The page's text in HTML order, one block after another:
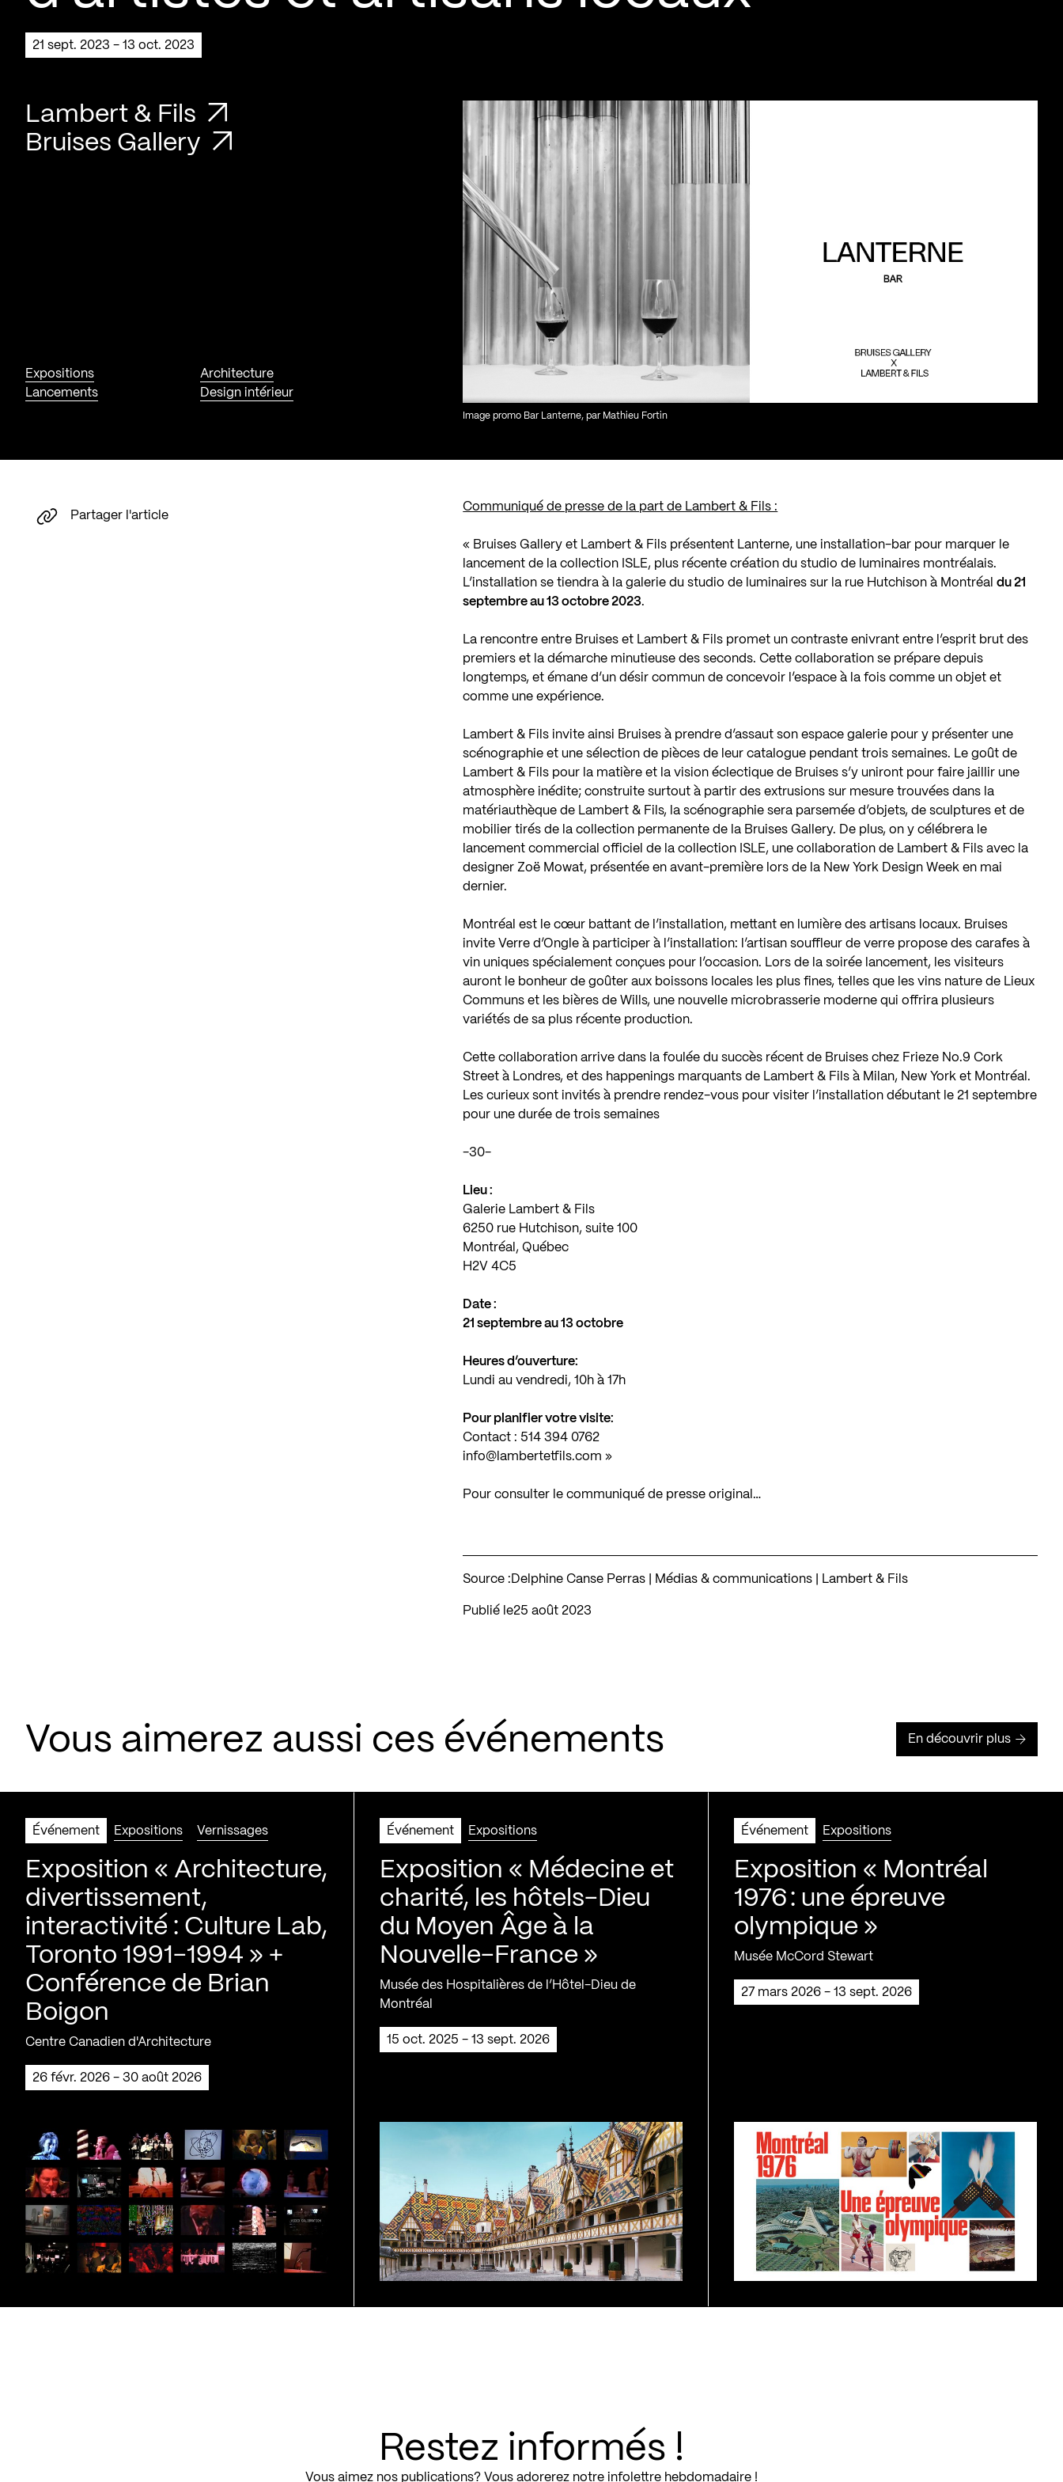
21 sept. 2023 - 13 oct. 2023
Lambert & Fils
Bruises Gallery
Expositions
Lancements
Architecture
Design intérieur
Image promo Bar Lanterne, par Mathieu Fortin
Communiqué de presse de la part de Lambert & Fils :
« Bruises Gallery et Lambert & Fils présentent Lanterne, une installation-bar pour marquer le
lancement de la collection ISLE, plus récente création du studio de luminaires montréalais.
L’installation se tiendra à la galerie du studio de luminaires sur la rue Hutchison à Montréaldu 21
septembre au 13 octobre 2023.
La rencontre entre Bruises et Lambert & Fils promet un contraste enivrant entre l’esprit brut des
premiers et la démarche minutieuse des seconds. Cette collaboration se prépare depuis
longtemps, et émane d’un désir commun de concevoir l’espace à la fois comme un objet et
comme une expérience.
Lambert & Fils invite ainsi Bruises à prendre d’assaut son espace galerie pour y présenter une
scénographie et une sélection de pièces de leur catalogue pendant trois semaines. Le goût de
Lambert & Fils pour la matière et la vision éclectique de Bruises s’y uniront pour faire jaillir une
atmosphère inédite; construite surtout à partir des extrusions sur mesure trouvées dans la
matériauthèque de Lambert & Fils, la scénographie sera parsemée d’objets, de sculptures et de
mobilier tirés de la collection permanente de la Bruises Gallery. De plus, on y célébrera le
lancement commercial officiel de la collection ISLE, une collaboration de Lambert & Fils avec la
designer Zoë Mowat, présentée en avant-première lors de la New York Design Week en mai
dernier.
Montréal est le cœur battant de l’installation, mettant en lumière des artisans locaux. Bruises
invite Verre d’Ongle à participer à l’installation: l’artisan souffleur de verre propose des carafes à
vin uniques spécialement conçues pour l’occasion. Lors de la soirée lancement, les visiteurs
auront le bonheur de goûter aux boissons locales les plus fines, telles que les vins nature de Lieux
Communs et les bières de Wills, une nouvelle microbrasserie moderne qui offrira plusieurs
variétés de sa plus récente production.
Cette collaboration arrive dans la foulée du succès récent de Bruises chez Frieze No.9 Cork
Street à Londres, et des happenings marquants de Lambert & Fils à Milan, New York et Montréal.
Les curieux sont invités à prendre rendez-vous pour visiter l’installation débutant le 21 septembre
pour une durée de trois semaines
-30-
Lieu :
Galerie Lambert & Fils
6250 rue Hutchison, suite 100
Montréal, Québec
H2V 4C5
Date :
21 septembre au 13 octobre
Heures d’ouverture:
Lundi au vendredi, 10h à 17h
Pour planifier votre visite:
Contact : 514 394 0762
info@lambertetfils.com »
Pour consulter le communiqué de presse original…
Source : Delphine Canse Perras | Médias & communications | Lambert & Fils
Publié le 25 août 2023
Partager l'article
Vous aimerez aussi ces événements En découvrir plus
Événement Expositions Vernissages
Exposition « Architecture,
divertissement,
interactivité : Culture Lab,
Toronto 1991-1994 » +
Conférence de Brian
Boigon
Centre Canadien d'Architecture
26 févr. 2026 - 30 août 2026
Événement Expositions
Exposition « Médecine et
charité, les hôtels-Dieu
du Moyen Âge à la
Nouvelle-France »
Musée des Hospitalières de l’Hôtel-Dieu de
Montréal
15 oct. 2025 - 13 sept. 2026
Événement Expositions
Exposition « Montréal
1976 : une épreuve
olympique »
Musée McCord Stewart
27 mars 2026 - 13 sept. 2026
Restez informés !
Vous aimez nos publications? Vous adorerez notre infolettre hebdomadaire !